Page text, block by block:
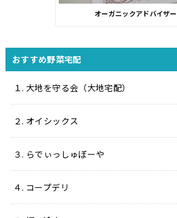
オーガニックアドバイザー
おすすめ野菜宅配
１. 大地を守る会（大地宅配）
２. オイシックス
３. らでぃっしゅぼーや
４. コープデリ